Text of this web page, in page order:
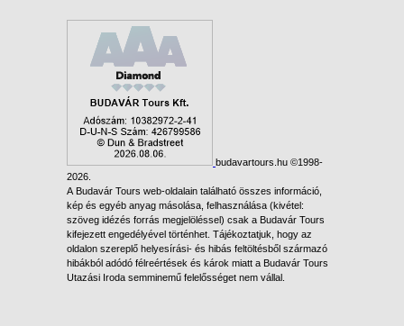
budavartours.hu ©1998-
2026.
A Budavár Tours web-oldalain található összes információ,
kép és egyéb anyag másolása, felhasználása (kivétel:
szöveg idézés forrás megjelöléssel) csak a Budavár Tours
kifejezett engedélyével történhet. Tájékoztatjuk, hogy az
oldalon szereplő helyesírási- és hibás feltöltésből származó
hibákból adódó félreértések és károk miatt a Budavár Tours
Utazási Iroda semminemű felelősséget nem vállal.